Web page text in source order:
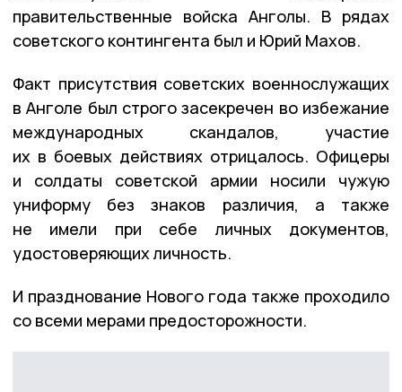
правительственные войска Анголы. В рядах
советского контингента был и Юрий Махов.
Факт присутствия советских военнослужащих
в Анголе был строго засекречен во избежание
международных скандалов, участие
их в боевых действиях отрицалось. Офицеры
и солдаты советской армии носили чужую
униформу без знаков различия, а также
не имели при себе личных документов,
удостоверяющих личность.
И празднование Нового года также проходило
со всеми мерами предосторожности.